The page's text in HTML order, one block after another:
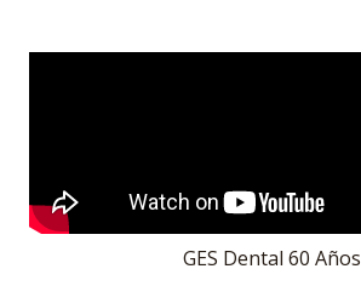
GES Dental 60 Años